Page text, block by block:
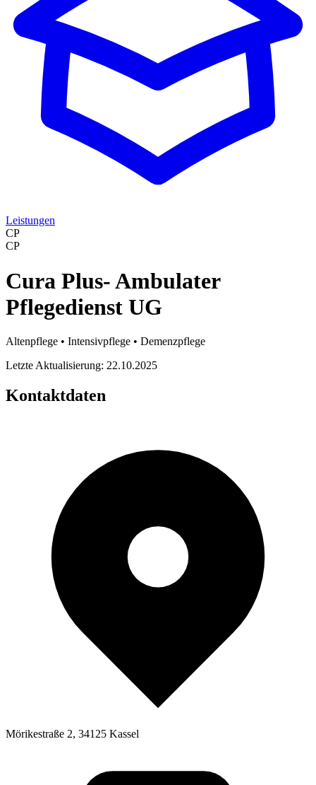
Leistungen
CP
CP
Cura Plus- Ambulater
Pflegedienst UG
Altenpflege • Intensivpflege • Demenzpflege
Letzte Aktualisierung: 22.10.2025
Kontaktdaten
Mörikestraße 2, 34125 Kassel